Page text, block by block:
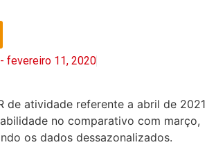
- fevereiro 11, 2020